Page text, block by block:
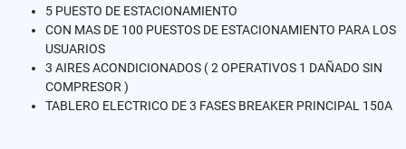
5 PUESTO DE ESTACIONAMIENTO
CON MAS DE 100 PUESTOS DE ESTACIONAMIENTO PARA LOS
USUARIOS
3 AIRES ACONDICIONADOS ( 2 OPERATIVOS 1 DAÑADO SIN
COMPRESOR )
TABLERO ELECTRICO DE 3 FASES BREAKER PRINCIPAL 150A